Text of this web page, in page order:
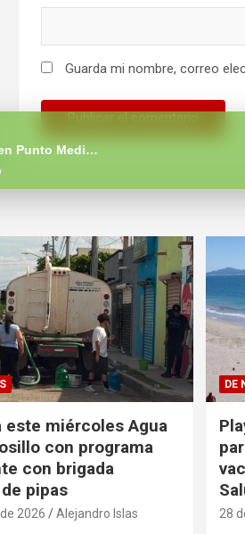
Guarda mi nombre, correo
El Patrullero en Punto Medio con Carlos Romero
este miércoles Agua
con programa
con brigada
pipas
2026 Alejandro Islas
DE
28